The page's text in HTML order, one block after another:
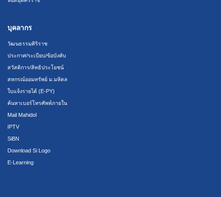
บุคลากร
วัฒนธรรมศิริราช
ประกาศ/ระเบียบ/ข้อบังคับ
สวัสดิการ/สิทธิประโยชน์
สหกรณ์ออมทรัพย์ ม.มหิดล
ใบแจ้งรายได้ (E-PY)
ค้นหาเบอร์โทรศัพท์ภายใน
Mail Mahidol
IPTV
SiBN
Download Si Logo
E-Learning